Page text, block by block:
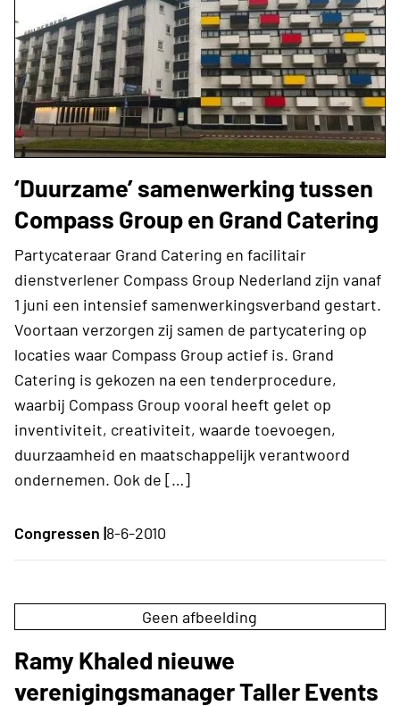
‘Duurzame’ samenwerking tussen
Compass Group en Grand Catering
Partycateraar Grand Catering en facilitair
dienstverlener Compass Group Nederland zijn vanaf
1 juni een intensief samenwerkingsverband gestart.
Voortaan verzorgen zij samen de partycatering op
locaties waar Compass Group actief is. Grand
Catering is gekozen na een tenderprocedure,
waarbij Compass Group vooral heeft gelet op
inventiviteit, creativiteit, waarde toevoegen,
duurzaamheid en maatschappelijk verantwoord
ondernemen. Ook de […]
Congressen |8-6-2010
Geen afbeelding
Ramy Khaled nieuwe
verenigingsmanager Taller Events